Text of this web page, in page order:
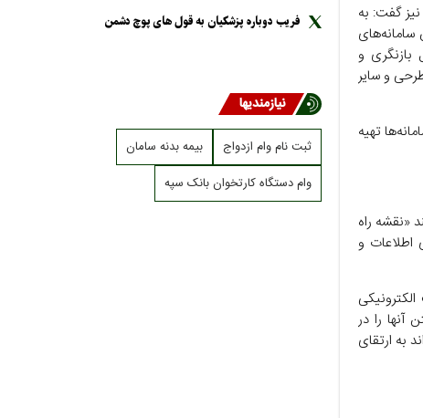
گفت: به
سامانه‌های
بازنگری و
و سایر
تهیه
«نقشه راه
اطلاعات و
آنها را در
به ارتقای
فریب دوباره پزشکیان به قول های پوچ دشمن
نیازمندیها
ثبت نام وام ازدواج
بیمه بدنه سامان
وام دستگاه کارتخوان بانک سپه